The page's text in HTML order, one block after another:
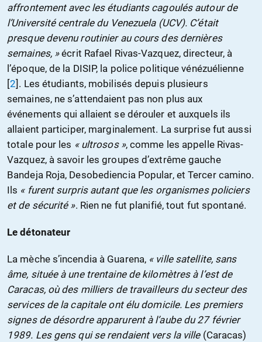
affrontement avec les étudiants cagoulés autour de
l’Université centrale du Venezuela (UCV). C’était
presque devenu routinier au cours des dernières
semaines, »écrit Rafael Rivas-Vazquez, directeur, à
l’époque, de la DISIP, la police politique vénézuélienne
[2] . Les étudiants, mobilisés depuis plusieurs
semaines, ne s’attendaient pas non plus aux
événements qui allaient se dérouler et auxquels ils
allaient participer, marginalement. La surprise fut aussi
totale pour les « ultrosos », comme les appelle Rivas-
Vazquez, à savoir les groupes d’extrême gauche
Bandeja Roja, Desobediencia Popular, et Tercer camino.
Ils « furent surpris autant que les organismes policiers
et de sécurité ». Rien ne fut planifié, tout fut spontané.
Le détonateur
La mèche s’incendia à Guarena, « ville satellite, sans
âme, située à une trentaine de kilomètres à l’est de
Caracas, où des milliers de travailleurs du secteur des
services de la capitale ont élu domicile. Les premiers
signes de désordre apparurent à l’aube du 27 février
1989. Les gens qui se rendaient vers la ville(Caracas)